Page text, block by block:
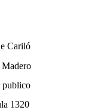
Cariló
publico
1320